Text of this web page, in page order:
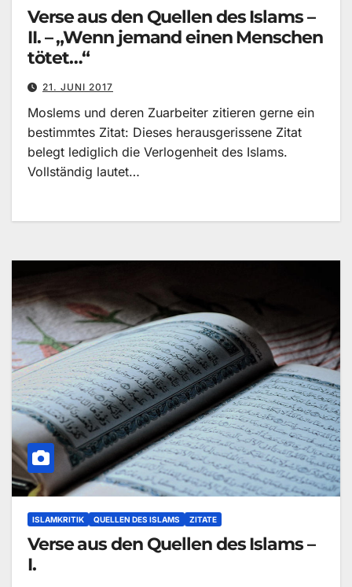
Verse aus den Quellen des Islams –
II. – „Wenn jemand einen Menschen
tötet…“
21. JUNI 2017
Moslems und deren Zuarbeiter zitieren gerne ein
bestimmtes Zitat: Dieses herausgerissene Zitat
belegt lediglich die Verlogenheit des Islams.
Vollständig lautet…
ISLAMKRITIK QUELLEN DES ISLAMS ZITATE
Verse aus den Quellen des Islams –
I.